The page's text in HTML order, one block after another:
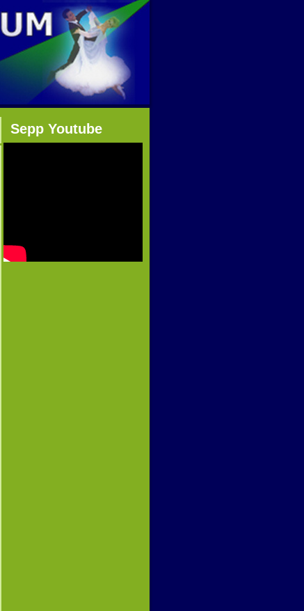
Sepp Youtube